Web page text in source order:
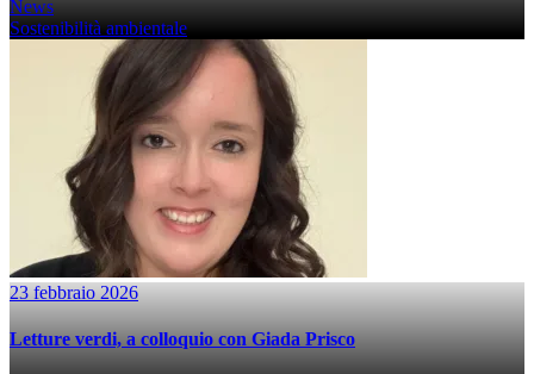
News
Sostenibilità ambientale
23 febbraio 2026
Letture verdi, a colloquio con Giada Prisco